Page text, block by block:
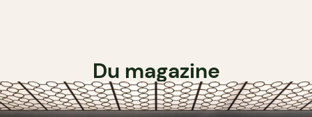
Du magazine